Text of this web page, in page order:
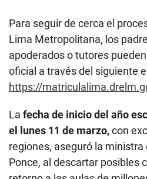
Para seguir de cerca el
Lima Metropolitana, los
apoderados o tutores
oficial a través del siguiente
https://
La fecha de inicio del año
el lunes 11 de marzo,con
regiones, aseguró la
Ponce, al descartar posibles